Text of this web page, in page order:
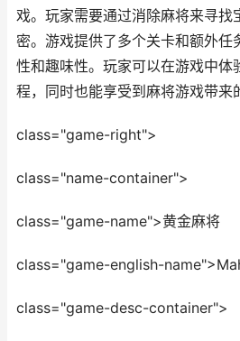
戏。玩家需要通过消除麻将来寻找
密。游戏提供了多个关卡和额外任
性和趣味性。玩家可以在游戏中体
程，同时也能享受到麻将游戏带来
class="game-right">
class="name-container">
class="game-name">黄金麻将
class="game-english-
class="game-desc-container">